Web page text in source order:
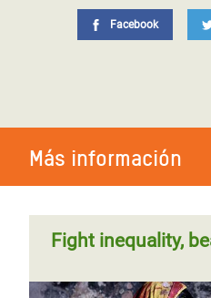
Facebook
Más información
Fight inequality,